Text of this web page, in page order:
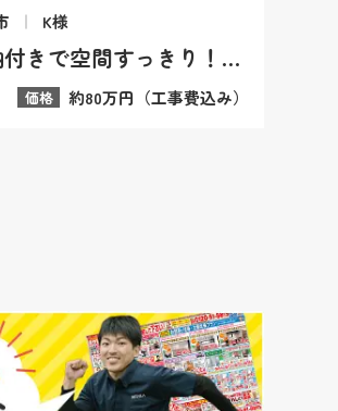
K様
収納付きで空間すっきり！TOTOレストパルで快適なトイレへ
価格 約80万円（工事費込み）